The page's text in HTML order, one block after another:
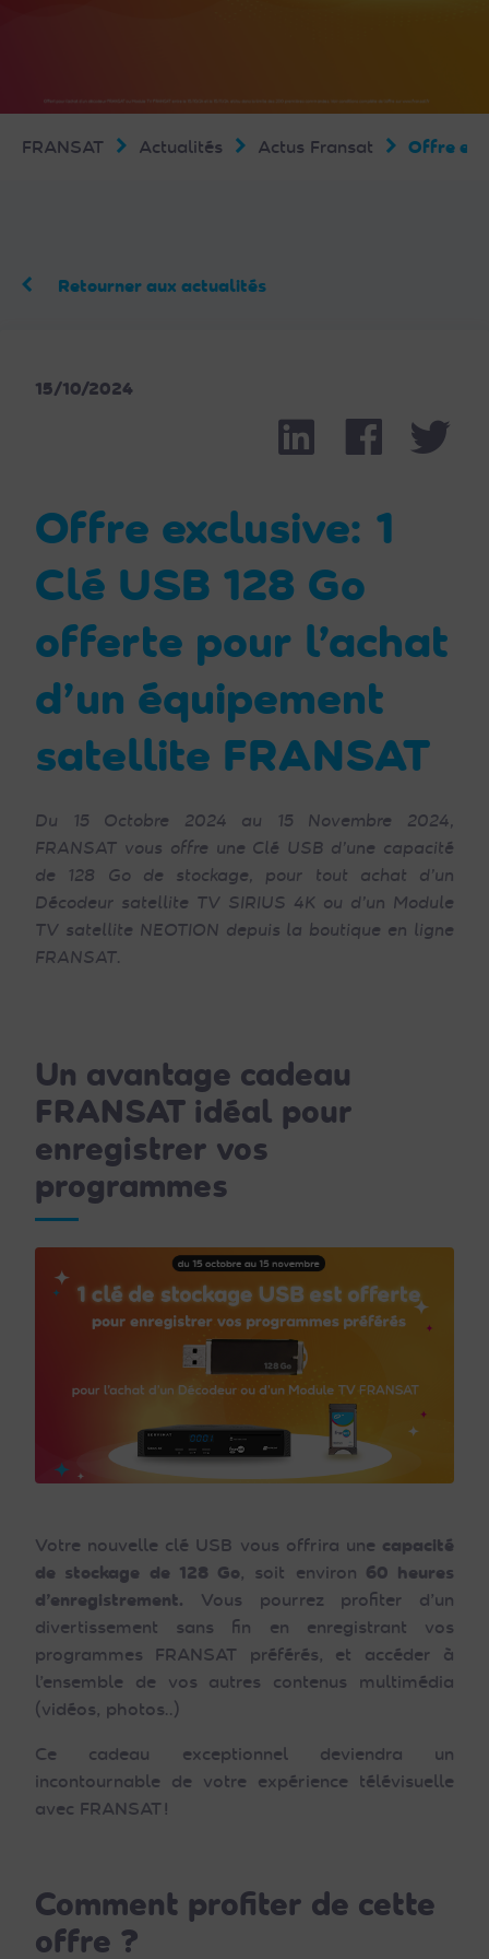
FRANSAT Actualités Actus Fransat Offre
Retourner aux actualités
15/10/2024
Linkedin Facebook
Offre exclusive: 1
Clé USB 128 Go
offerte pour l’achat
d’un équipement
satellite FRANSAT
Du 15 Octobre 2024 au 15 Novembre 2024,
FRANSAT vous offre une Clé USB d’une capacité
de 128 Go de stockage, pour tout achat d’un
Décodeur satellite TV SIRIUS 4K ou d’un Module
TV satellite NEOTION depuis la boutique en ligne
FRANSAT.
Un avantage cadeau
FRANSAT idéal pour
enregistrer vos
programmes
Votre nouvelle clé USB vous offrira une capacité
de stockage de 128 Go, soit environ 60 heures
d’enregistrement.
Vous pourrez profiter d’un
divertissement sans fin en enregistrant vos
programmes FRANSAT préférés, et accéder à
l’ensemble de vos autres contenus multimédia
(vidéos, photos..)
Ce cadeau exceptionnel deviendra un
incontournable de votre expérience télévisuelle
avec FRANSAT !
Comment profiter de cette
offre ?